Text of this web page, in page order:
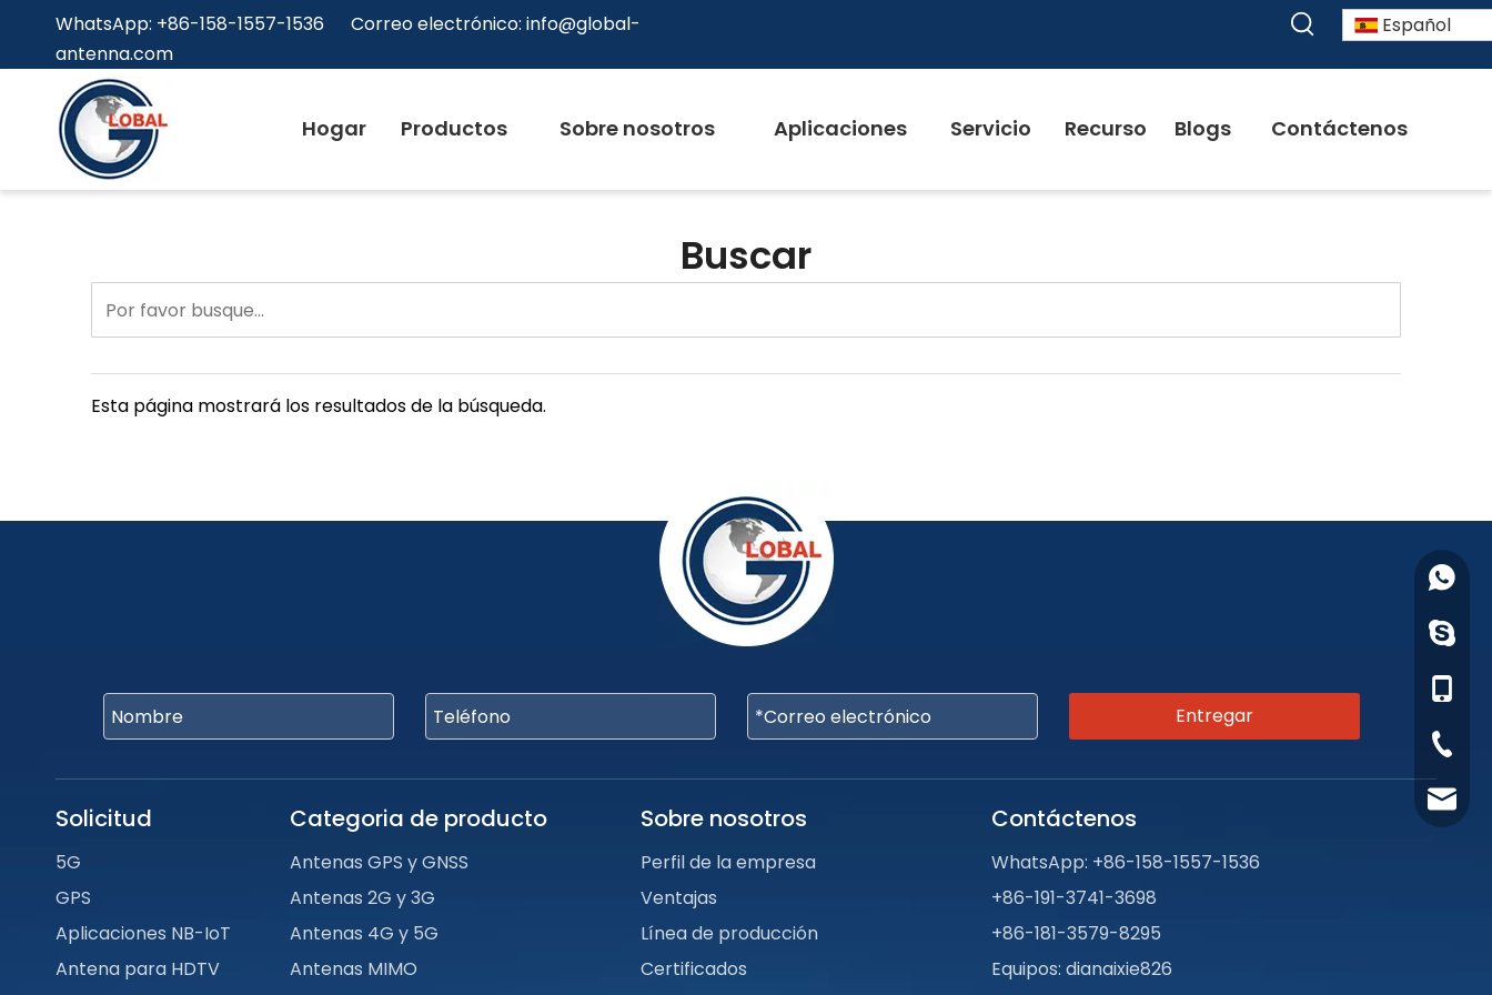
WhatsApp: +86-158-1557-1536 Correo electrónico: info@global-
antenna.com
Español
Hogar Productos Sobre nosotros Aplicaciones Servicio Recurso Blogs Contáctenos
Buscar
Esta página mostrará los resultados de la búsqueda.
Entregar
Solicitud
5G
GPS
Aplicaciones NB-IoT
Antena para HDTV
Categoria de producto
Antenas GPS y GNSS
Antenas 2G y 3G
Antenas 4G y 5G
Antenas MIMO
Sobre nosotros
Perfil de la empresa
Ventajas
Línea de producción
Certificados
Contáctenos
WhatsApp: +86-158-1557-1536
+86-191-3741-3698
+86-181-3579-8295
Equipos: dianaixie826
+86-
+86-
+86-
+86-
+86-